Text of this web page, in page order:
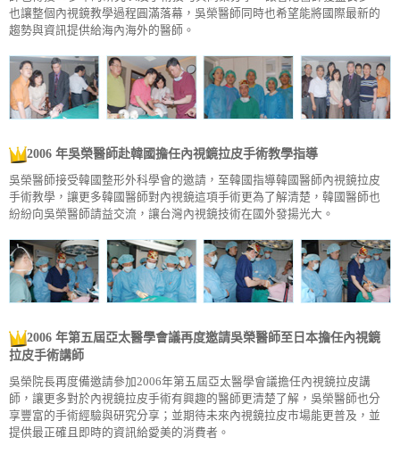
也讓整個內視鏡教學過程圓滿落幕，吳榮醫師同時也希望能將國際最新的
趨勢與資訊提供給海內海外的醫師。
2006 年吳榮醫師赴韓國擔任內視鏡拉皮手術教學指導
吳榮醫師接受韓國整形外科學會的邀請，至韓國指導韓國醫師內視鏡拉皮
手術教學，讓更多韓國醫師對內視鏡這項手術更為了解清楚，韓國醫師也
紛紛向吳榮醫師請益交流，讓台灣內視鏡技術在國外發揚光大。
2006 年第五屆亞太醫學會議再度邀請吳榮醫師至日本擔任內視鏡
拉皮手術講師
吳榮院長再度備邀請參加2006年第五屆亞太醫學會議擔任內視鏡拉皮講
師，讓更多對於內視鏡拉皮手術有興趣的醫師更清楚了解，吳榮醫師也分
享豐富的手術經驗與研究分享；並期待未來內視鏡拉皮市場能更普及，並
提供最正確且即時的資訊給愛美的消費者。